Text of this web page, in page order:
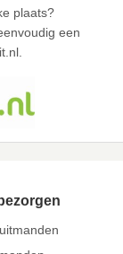
plaats?
een